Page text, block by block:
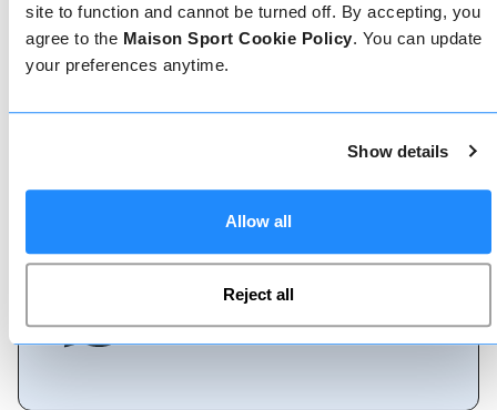
site to function and cannot be turned off. By accepting, you
agree to the Maison Sport Cookie Policy. You can update
your preferences anytime.
Show details
Allow all
Reject all